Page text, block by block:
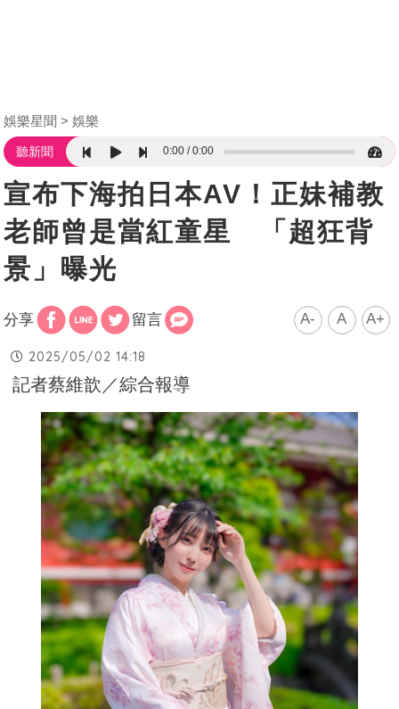
娛樂星聞 娛樂
聽新聞 0:00 0:00
宣布下海拍日本AV！正妹補教
老師曾是當紅童星 「超狂背
景」曝光
分享 留言 A- A A+
2025/05/02 14:18
記者蔡維歆／綜合報導